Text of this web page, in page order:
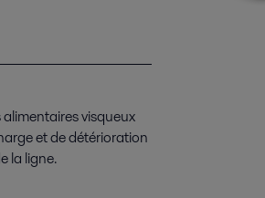
visqueux
et de détérioration
la ligne.